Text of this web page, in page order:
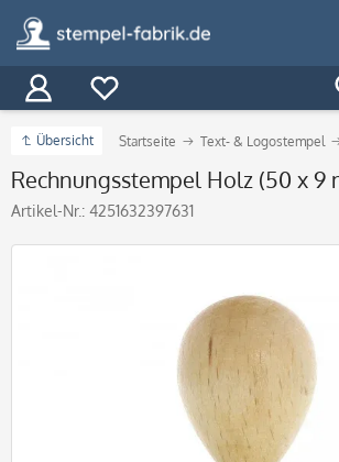
Übersicht Startseite Text- & Logostempel
Rechnungsstempel Holz (50 x 9
Artikel-Nr.: 4251632397631